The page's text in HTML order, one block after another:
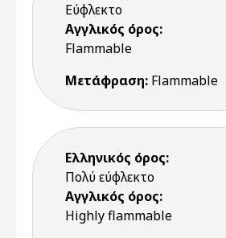
Εύφλεκτο
Αγγλικός όρος:
Flammable
Μετάφραση: Flammable
Ελληνικός όρος:
Πολύ εύφλεκτο
Αγγλικός όρος:
Highly flammable